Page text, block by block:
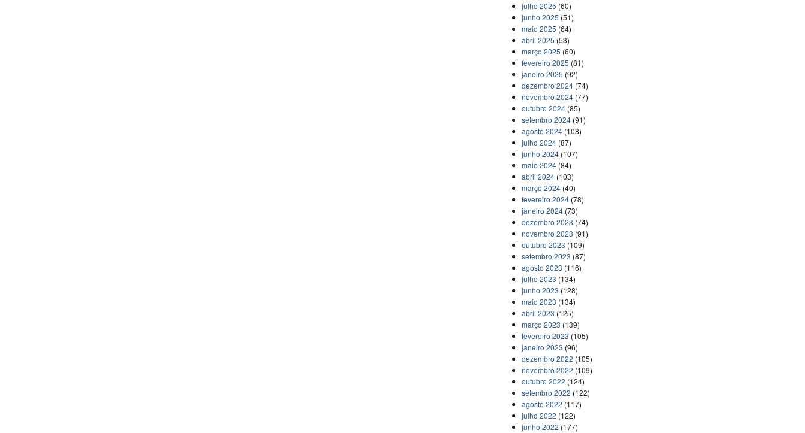
julho 2025 (60)
junho 2025 (51)
maio 2025 (64)
abril 2025 (53)
março 2025 (60)
fevereiro 2025 (81)
janeiro 2025 (92)
dezembro 2024 (74)
novembro 2024 (77)
outubro 2024 (85)
setembro 2024 (91)
agosto 2024 (108)
julho 2024 (87)
junho 2024 (107)
maio 2024 (84)
abril 2024 (103)
março 2024 (40)
fevereiro 2024 (78)
janeiro 2024 (73)
dezembro 2023 (74)
novembro 2023 (91)
outubro 2023 (109)
setembro 2023 (87)
agosto 2023 (116)
julho 2023 (134)
junho 2023 (128)
maio 2023 (134)
abril 2023 (125)
março 2023 (139)
fevereiro 2023 (105)
janeiro 2023 (96)
dezembro 2022 (105)
novembro 2022 (109)
outubro 2022 (124)
setembro 2022 (122)
agosto 2022 (117)
julho 2022 (122)
junho 2022 (177)